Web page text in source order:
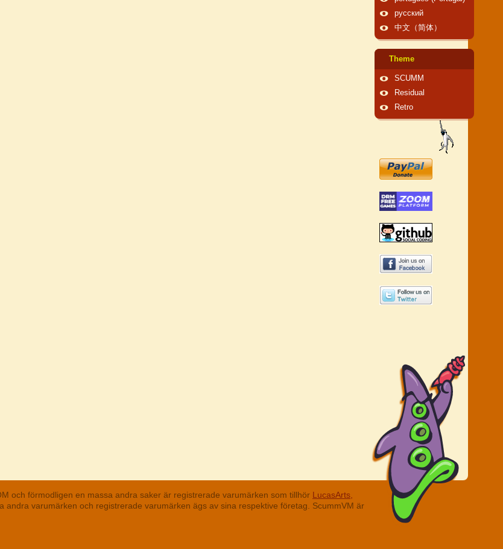
русский
中文（简体）
Theme
SCUMM
Residual
Retro
och förmodligen en massa andra saker är registrerade varumärken som tillhör LucasArts,
andra varumärken och registrerade varumärken ägs av sina respektive företag. ScummVM är